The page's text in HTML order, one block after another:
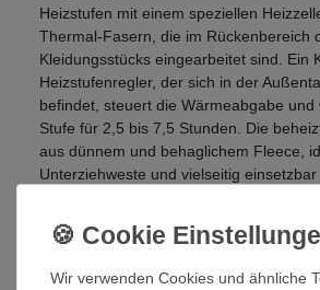
Heizstufen mit einem speziellen
Thermal-Fasern, die im Rückenbereich
Kleidungsstücks eingearbeitet sind. Ein
Heizstufenregler, der sich in der
befindet, steuert die Wärmeabgabe und
Stufe für 2,5 bis 7,5 Stunden. Die
aus dünnem und behaglichem Fleece,
Unterziehweste und vielseitig
Temperaturen. Bekleidung für sportliche
Alltag, sowohl für drinnen als auch für
Wir verwenden Cookies und ähnliche